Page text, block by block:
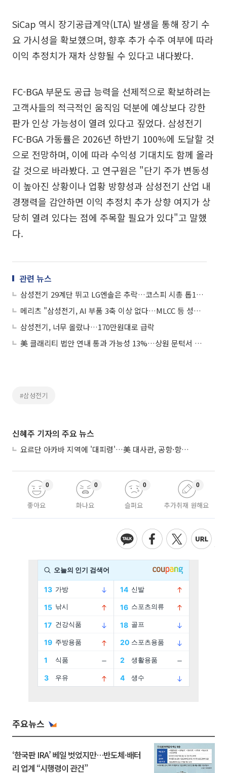
SiCap 역시 장기공급계약(LTA) 발생을 통해 장기 수
요 가시성을 확보했으며, 향후 추가 수주 여부에 따라
이익 추정치가 재차 상향될 수 있다고 내다봤다.
FC-BGA 부문도 공급 능력을 선제적으로 확보하려는
고객사들의 적극적인 움직임 덕분에 예상보다 강한
판가 인상 가능성이 열려 있다고 짚었다. 삼성전기
FC-BGA 가동률은 2026년 하반기 100%에 도달할 것
으로 전망하며, 이에 따라 수익성 기대치도 함께 올라
갈 것으로 바라봤다. 고 연구원은 "단기 주가 변동성
이 높아진 상황이나 업황 방향성과 삼성전기 산업 내
경쟁력을 감안하면 이익 추정치 추가 상향 여지가 상
당히 열려 있다는 점에 주목할 필요가 있다"고 말했
다.
관련 뉴스
삼성전기 29계단 뛰고 LG엔솔은 추락…코스피 시총 톱10 ‘대격변’
메리츠 "삼성전기, AI 부품 3축 이상 없다…MLCC 등 성장축 유효"
삼성전기, 너무 올랐나…170만원대로 급락
美 클래리티 법안 연내 통과 가능성 13%…상원 문턱서 제동
#삼성전기
신혜주 기자의 주요 뉴스
요르단 아카바 지역에 '대피령'…美 대사관, 공항·항구 접근 금지 권고
좋아요
0
화나요
0
슬퍼요
0
추가취재 원해요
0
주요뉴스
‘한국판 IRA’ 베일 벗었지만…반도체·배터
리 업계 “시행령이 관건”